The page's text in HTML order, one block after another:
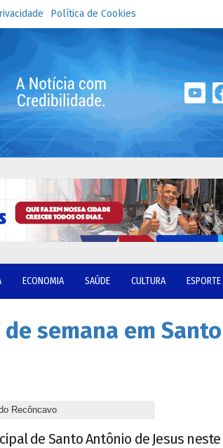
Política de Cookies
ECONOMIA SAÚDE CULTURA ESPORTE
semana em Santo
Recôncavo
de Santo Antônio de Jesus neste